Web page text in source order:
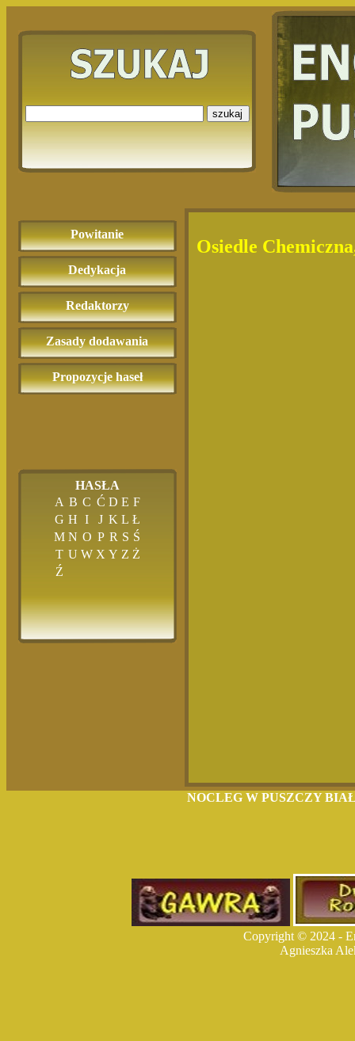
Powitanie
Dedykacja
Redaktorzy
Zasady dodawania
Propozycje haseł
HASŁA
A B C Ć D E F
G H I J K L Ł
M N O P R S Ś
T U W X Y Z Ż
Ź
Osiedle
NOCLEG W PUSZCZY
Copyright © 2024 -
Agnieszka